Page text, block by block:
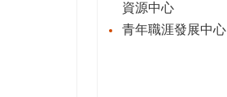
資源中心
青年職涯發展中心